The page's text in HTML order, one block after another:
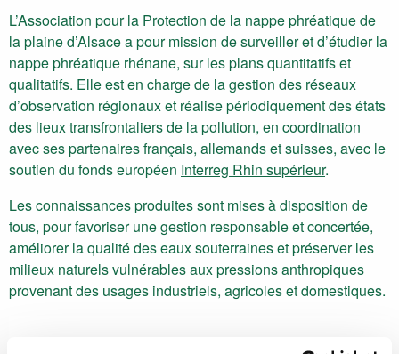
L’Association pour la Protection de la nappe phréatique de
la plaine d’Alsace a pour mission de surveiller et d’étudier la
nappe phréatique rhénane, sur les plans quantitatifs et
qualitatifs. Elle est en charge de la gestion des réseaux
d’observation régionaux et réalise périodiquement des états
des lieux transfrontaliers de la pollution, en coordination
avec ses partenaires français, allemands et suisses, avec le
soutien du fonds européen Interreg Rhin supérieur.
Les connaissances produites sont mises à disposition de
tous, pour favoriser une gestion responsable et concertée,
améliorer la qualité des eaux souterraines et préserver les
milieux naturels vulnérables aux pressions anthropiques
provenant des usages industriels, agricoles et domestiques.